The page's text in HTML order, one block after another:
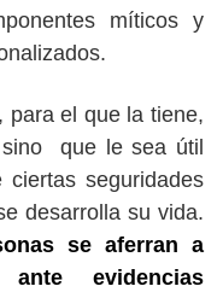
míticos y
para el que la tiene,
que le sea útil
seguridades
desarrolla su vida.
se aferran a
evidencias